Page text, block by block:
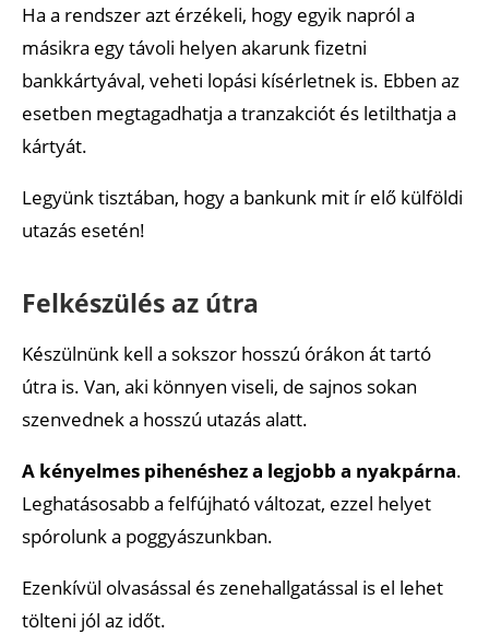
Ha a rendszer azt érzékeli, hogy egyik napról a
másikra egy távoli helyen akarunk fizetni
bankkártyával, veheti lopási kísérletnek is. Ebben az
esetben megtagadhatja a tranzakciót és letilthatja a
kártyát.
Legyünk tisztában, hogy a bankunk mit ír elő külföldi
utazás esetén!
Felkészülés az útra
Készülnünk kell a sokszor hosszú órákon át tartó
útra is. Van, aki könnyen viseli, de sajnos sokan
szenvednek a hosszú utazás alatt.
A kényelmes pihenéshez a legjobb a nyakpárna.
Leghatásosabb a felfújható változat, ezzel helyet
spórolunk a poggyászunkban.
Ezenkívül olvasással és zenehallgatással is el lehet
tölteni jól az időt.